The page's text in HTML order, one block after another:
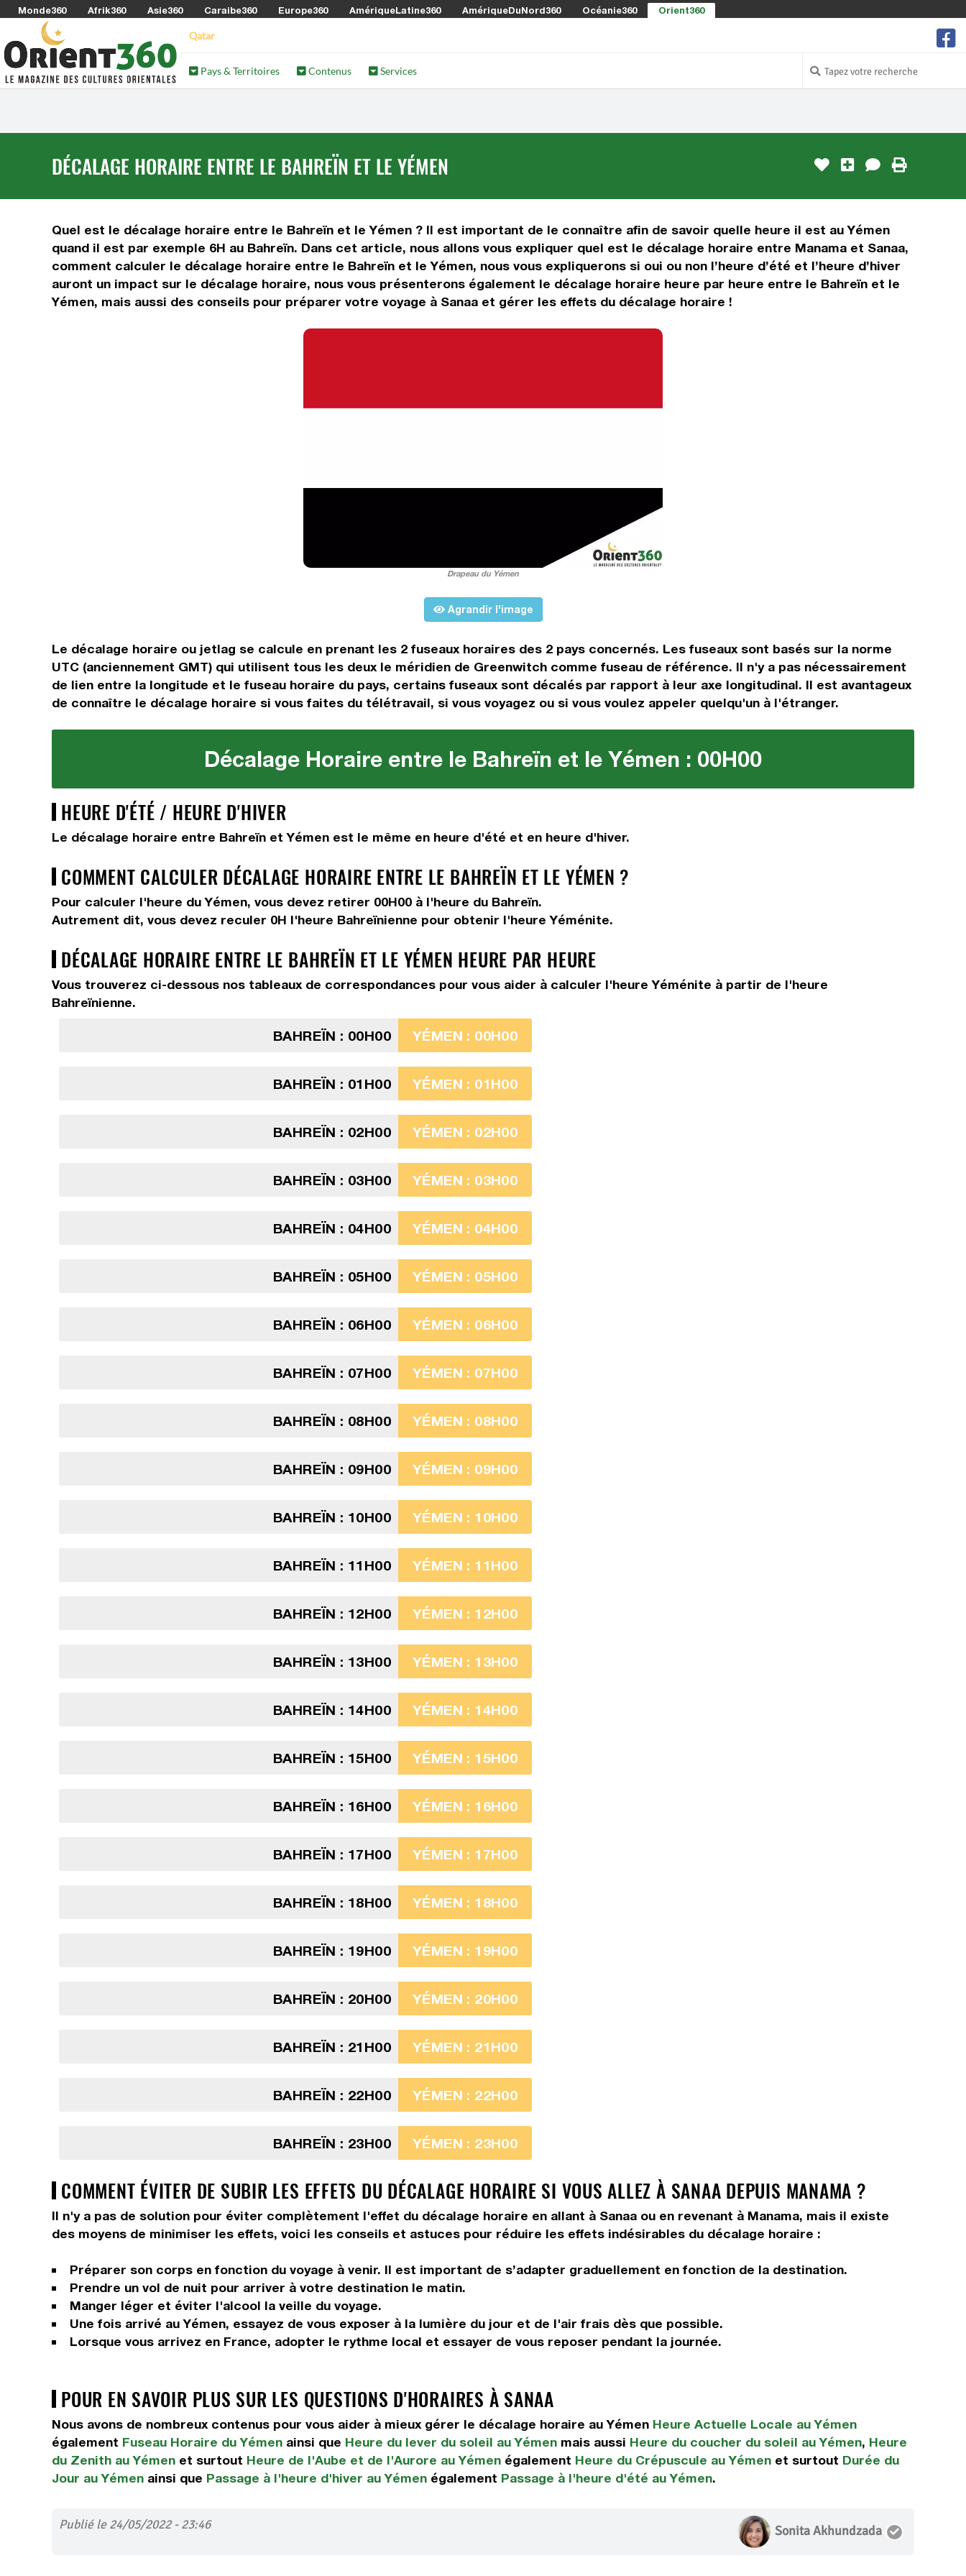
Monde360 Afrik360 Asie360 Caraibe360 Europe360 AmériqueLatine360 AmériqueDuNord360 Océanie360 Orient360
Qatar
Pays & Territoires Contenus Services
DÉCALAGE HORAIRE ENTRE LE BAHREÏN ET LE YÉMEN
Quel est le décalage horaire entre le Bahreïn et le Yémen ? Il est important de le connaître afin de savoir quelle heure il est au Yémen
quand il est par exemple 6H au Bahreïn. Dans cet article, nous allons vous expliquer quel est le décalage horaire entre Manama et Sanaa,
comment calculer le décalage horaire entre le Bahreïn et le Yémen, nous vous expliquerons si oui ou non l’heure d’été et l’heure d’hiver
auront un impact sur le décalage horaire, nous vous présenterons également le décalage horaire heure par heure entre le Bahreïn et le
Yémen, mais aussi des conseils pour préparer votre voyage à Sanaa et gérer les effets du décalage horaire !
Drapeau du Yémen
Agrandir l'image
Le décalage horaire ou jetlag se calcule en prenant les 2 fuseaux horaires des 2 pays concernés. Les fuseaux sont basés sur la norme
UTC (anciennement GMT) qui utilisent tous les deux le méridien de Greenwitch comme fuseau de référence. Il n'y a pas nécessairement
de lien entre la longitude et le fuseau horaire du pays, certains fuseaux sont décalés par rapport à leur axe longitudinal. Il est avantageux
de connaître le décalage horaire si vous faites du télétravail, si vous voyagez ou si vous voulez appeler quelqu'un à l'étranger.
Décalage Horaire entre le Bahreïn et le Yémen : 00H00
HEURE D'ÉTÉ / HEURE D'HIVER
Le décalage horaire entre Bahreïn et Yémen est le même en heure d'été et en heure d'hiver.
COMMENT CALCULER DÉCALAGE HORAIRE ENTRE LE BAHREÏN ET LE YÉMEN ?
Pour calculer l'heure du Yémen, vous devez retirer 00H00 à l'heure du Bahreïn.
Autrement dit, vous devez reculer 0H l'heure Bahreïnienne pour obtenir l'heure Yéménite.
DÉCALAGE HORAIRE ENTRE LE BAHREÏN ET LE YÉMEN HEURE PAR HEURE
Vous trouverez ci-dessous nos tableaux de correspondances pour vous aider à calculer l'heure Yéménite à partir de l'heure
Bahreïnienne.
BAHREÏN : 00H00 YÉMEN : 00H00
BAHREÏN : 01H00 YÉMEN : 01H00
BAHREÏN : 02H00 YÉMEN : 02H00
BAHREÏN : 03H00 YÉMEN : 03H00
BAHREÏN : 04H00 YÉMEN : 04H00
BAHREÏN : 05H00 YÉMEN : 05H00
BAHREÏN : 06H00 YÉMEN : 06H00
BAHREÏN : 07H00 YÉMEN : 07H00
BAHREÏN : 08H00 YÉMEN : 08H00
BAHREÏN : 09H00 YÉMEN : 09H00
BAHREÏN : 10H00 YÉMEN : 10H00
BAHREÏN : 11H00 YÉMEN : 11H00
BAHREÏN : 12H00 YÉMEN : 12H00
BAHREÏN : 13H00 YÉMEN : 13H00
BAHREÏN : 14H00 YÉMEN : 14H00
BAHREÏN : 15H00 YÉMEN : 15H00
BAHREÏN : 16H00 YÉMEN : 16H00
BAHREÏN : 17H00 YÉMEN : 17H00
BAHREÏN : 18H00 YÉMEN : 18H00
BAHREÏN : 19H00 YÉMEN : 19H00
BAHREÏN : 20H00 YÉMEN : 20H00
BAHREÏN : 21H00 YÉMEN : 21H00
BAHREÏN : 22H00 YÉMEN : 22H00
BAHREÏN : 23H00 YÉMEN : 23H00
COMMENT ÉVITER DE SUBIR LES EFFETS DU DÉCALAGE HORAIRE SI VOUS ALLEZ À SANAA DEPUIS MANAMA ?
Il n'y a pas de solution pour éviter complètement l'effet du décalage horaire en allant à Sanaa ou en revenant à Manama, mais il existe
des moyens de minimiser les effets, voici les conseils et astuces pour réduire les effets indésirables du décalage horaire :
Préparer son corps en fonction du voyage à venir. Il est important de s’adapter graduellement en fonction de la destination.
Prendre un vol de nuit pour arriver à votre destination le matin.
Manger léger et éviter l'alcool la veille du voyage.
Une fois arrivé au Yémen, essayez de vous exposer à la lumière du jour et de l'air frais dès que possible.
Lorsque vous arrivez en France, adopter le rythme local et essayer de vous reposer pendant la journée.
POUR EN SAVOIR PLUS SUR LES QUESTIONS D'HORAIRES À SANAA
Nous avons de nombreux contenus pour vous aider à mieux gérer le décalage horaire au Yémen Heure Actuelle Locale au Yémen
également Fuseau Horaire du Yémen ainsi que Heure du lever du soleil au Yémen mais aussi Heure du coucher du soleil au Yémen, Heure
du Zenith au Yémen et surtout Heure de l'Aube et de l'Aurore au Yémen également Heure du Crépuscule au Yémen et surtout Durée du
Jour au Yémen ainsi que Passage à l'heure d'hiver au Yémen également Passage à l'heure d'été au Yémen.
Publié le 24/05/2022 - 23:46 Sonita Akhundzada